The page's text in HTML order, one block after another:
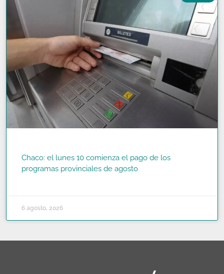
Chaco: el lunes 10 comienza el pago de los
programas provinciales de agosto
6 agosto, 2026